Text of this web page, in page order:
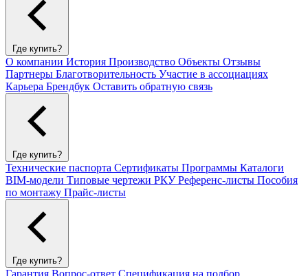
Где купить?
О компании История Производство Объекты Отзывы
Партнеры Благотворительность Участие в ассоциациях
Карьера Брендбук Оставить обратную связь
Где купить?
Технические паспорта Сертификаты Программы Каталоги
BIM-модели Типовые чертежи РКУРеференс-листы Пособия
по монтажу Прайс-листы
Где купить?
Гарантия Вопрос-ответ Спецификация на подбор